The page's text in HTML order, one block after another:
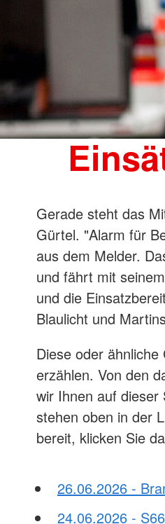
Gerade steht das
Gürtel. "Alarm für
aus dem Melder.
und fährt mit
und die
Blaulicht und
Diese oder
erzählen. Von den
wir Ihnen auf dieser
stehen oben in der
bereit, klicken Sie
26.06.2026 -
24.06.2026 -